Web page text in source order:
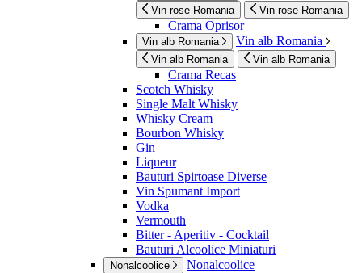
Vin rose Romania Vin rose Romania
Crama Oprisor
Vin alb Romania Vin alb Romania
Vin alb Romania Vin alb Romania
Crama Recas
Scotch Whisky
Single Malt Whisky
Whisky Cream
Bourbon Whisky
Gin
Liqueur
Bauturi Spirtoase Diverse
Vin Spumant Import
Vodka
Vermouth
Bitter - Aperitiv - Cocktail
Bauturi Alcoolice Miniaturi
Nonalcoolice Nonalcoolice